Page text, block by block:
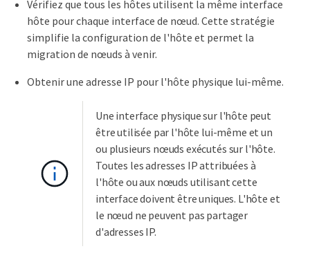
Vérifiez que tous les hôtes utilisent la même interface
hôte pour chaque interface de nœud. Cette stratégie
simplifie la configuration de l'hôte et permet la
migration de nœuds à venir.
Obtenir une adresse IP pour l'hôte physique lui-même.
Une interface physique sur l'hôte peut
être utilisée par l'hôte lui-même et un
ou plusieurs nœuds exécutés sur l'hôte.
Toutes les adresses IP attribuées à
l'hôte ou aux nœuds utilisant cette
interface doivent être uniques. L'hôte et
le nœud ne peuvent pas partager
d'adresses IP.